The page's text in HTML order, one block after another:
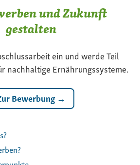
und Zukunft
gestalten
ein und werde Teil
nachhaltige Ernährungssysteme.
Bewerbung →